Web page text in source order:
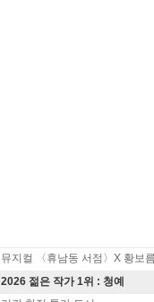
2026 젊은 작가 1위 : 청예